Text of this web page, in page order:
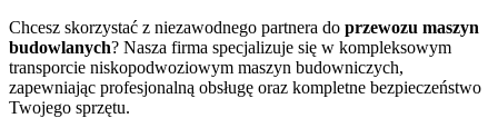
Chcesz skorzystać z niezawodnego partnera do przewozu maszyn
budowlanych? Nasza firma specjalizuje się w kompleksowym
transporcie niskopodwoziowym maszyn budowniczych,
zapewniając profesjonalną obsługę oraz kompletne bezpieczeństwo
Twojego sprzętu.